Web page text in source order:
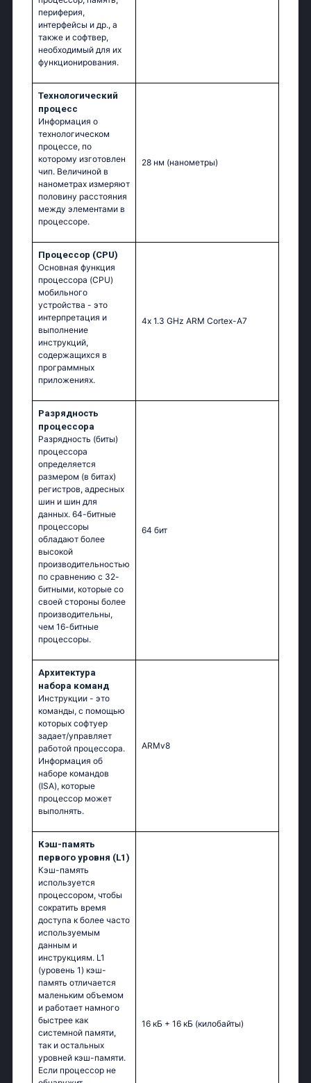
периферия,
интерфейсы и др., а
также и софтвер,
необходимый для их
функционирования.
Технологический
процесс
Информация о
технологическом
процессе, по
которому изготовлен
чип. Величиной в
нанометрах измеряют
половину расстояния
между элементами в
процессоре.
28 нм (нанометры)
Процессор (CPU)
Основная функция
процессора (CPU)
мобильного
устройства - это
интерпретация и
выполнение
инструкций,
содержащихся в
программных
приложениях.
4х 1.3 GНz АRМ Соrtех-А7
Разрядность
процессора
Разрядность (биты)
процессора
определяется
размером (в битах)
регистров, адресных
шин и шин для
данных. 64-битные
процессоры
обладают более
высокой
производительностью
по сравнению с 32-
битными, которые со
своей стороны более
производительны,
чем 16-битные
процессоры.
64 бит
Архитектура
набора команд
Инструкции - это
команды, с помощью
которых софтуер
задает/управляет
работой процессора.
Информация об
наборе командов
(ISA), которые
процессор может
выполнять.
ARMv8
Кэш-память
первого уровня (L1)
Кэш-память
используется
процессором, чтобы
сократить время
доступа к более часто
используемым
данным и
инструкциям. L1
(уровень 1) кэш-
память отличается
маленьким объемом
и работает намного
быстрее как
системной памяти,
так и остальных
уровней кэш-памяти.
Если процессор не
16 кБ + 16 кБ (килобайты)